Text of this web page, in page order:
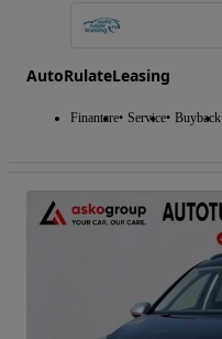
AutoRulateLeasing
Finantare Service Buyback